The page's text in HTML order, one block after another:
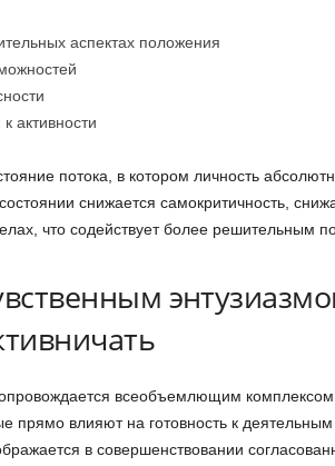
аспектах положения
активности
потока, в котором личность
снижается самокритичность,
что содействует более решительным
всеобъемлющим комплексом
прямо влияют на готовность к
в совершенствовании